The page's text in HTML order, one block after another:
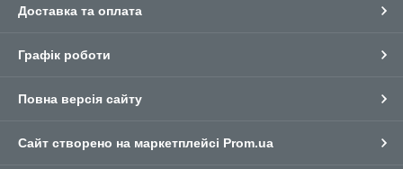
Доставка та оплата
Графік роботи
Повна версія сайту
Сайт створено на маркетплейсі Prom.ua